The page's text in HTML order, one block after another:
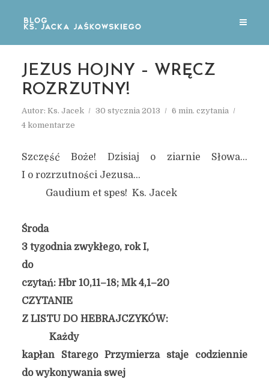
JEZUS HOJNY – WRĘCZ
ROZRZUTNY!
Autor: Ks. Jacek 30 stycznia 2013
6 min. czytania
4 komentarze
Szczęść Boże! Dzisiaj o ziarnie Słowa…
I o rozrzutności Jezusa…
Gaudium et spes! Ks. Jacek
Środa
3 tygodnia zwykłego, rok I,
do
czytań: Hbr 10,11–18; Mk 4,1–20
CZYTANIE
Z LISTU DO HEBRAJCZYKÓW:
Każdy
kapłan Starego Przymierza staje codziennie
do wykonywania swej